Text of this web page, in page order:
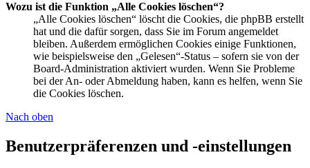
Wozu ist die Funktion „Alle Cookies löschen“?
„Alle Cookies löschen“ löscht die Cookies, die phpBB erstellt
hat und die dafür sorgen, dass Sie im Forum angemeldet
bleiben. Außerdem ermöglichen Cookies einige Funktionen,
wie beispielsweise den „Gelesen“-Status – sofern sie von der
Board-Administration aktiviert wurden. Wenn Sie Probleme
bei der An- oder Abmeldung haben, kann es helfen, wenn Sie
die Cookies löschen.
Nach oben
Benutzerpräferenzen und -einstellungen